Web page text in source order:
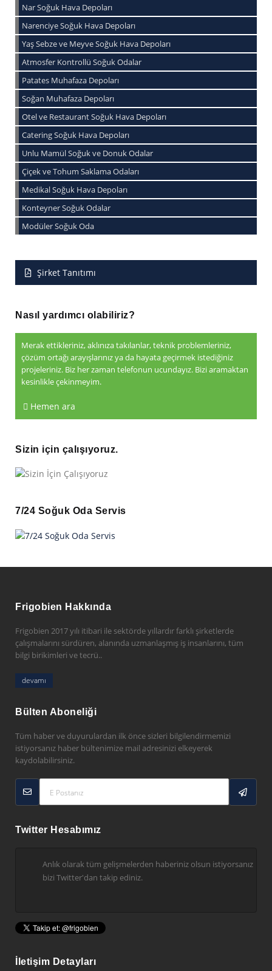
Nar Soğuk Hava Depoları
Narenciye Soğuk Hava Depoları
Yaş Sebze ve Meyve Soğuk Hava Depoları
Atmosfer Kontrollü Soğuk Odalar
Patates Muhafaza Depoları
Soğan Muhafaza Depoları
Otel ve Restaurant Soğuk Hava Depoları
Catering Soğuk Hava Depoları
Unlu Mamül Soğuk ve Donuk Odalar
Çiçek ve Tohum Saklama Odaları
Medikal Soğuk Hava Depoları
Konteyner Soğuk Odalar
Modüler Soğuk Oda
Şirket Tanıtımı
Nasıl yardımcı olabiliriz?
Merak ettikleriniz, aklınıza takılanlar, teknik problemleriniz,
çözüm ortağı arayışlarınız ya da hayata geçirmek istediğiniz
projeleriniz. Biz her zaman telefonun ucundayız. Bizi aramaktan
kesinlikle çekinmeyim.
Hemen ara
Sizin için çalışıyoruz.
7/24 Soğuk Oda Servis
Frigobien Hakkında
Frigobien 2017 yılı itibari ile sektörde yıllardır farklı şirketlerde
çalışmalarını sürdüren, alanında uzmanlaşmış iş insanlarını, tüm
bilgi birikimleri ve tecrü..
devamı
Bülten Aboneliği
Tüm haber ve duyurulardan ilk önce sizleri bilgilendirmemizi
istiyorsanız haber bültenimize mail adresinizi elkeyerek
kaydolabilirsiniz.
Twitter Hesabımız
Anlık olarak tüm gelişmelerden haberiniz olsun istiyorsanız
bizi Twitter'dan takip ediniz.
İletişim Detayları